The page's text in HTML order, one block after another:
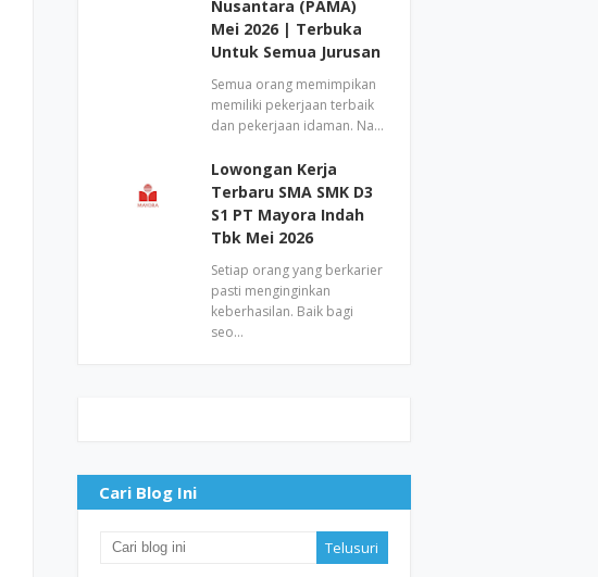
Nusantara (PAMA)
Mei 2026 | Terbuka
Untuk Semua Jurusan
Semua orang memimpikan
memiliki pekerjaan terbaik
dan pekerjaan idaman. Na…
Lowongan Kerja
Terbaru SMA SMK D3
S1 PT Mayora Indah
Tbk Mei 2026
Setiap orang yang berkarier
pasti menginginkan
keberhasilan. Baik bagi
seo…
Cari Blog Ini